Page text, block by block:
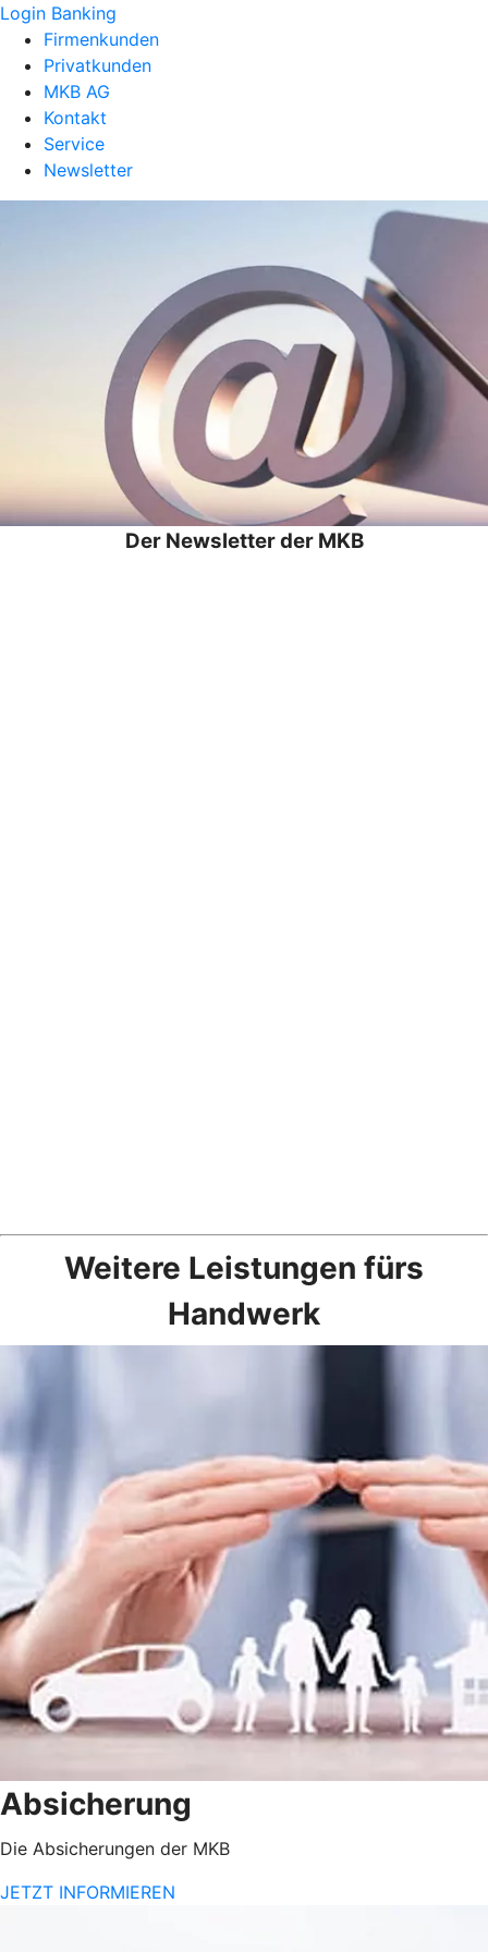
Login Banking
Firmenkunden
Privatkunden
MKB AG
Kontakt
Service
Newsletter
Der Newsletter der MKB
Weitere Leistungen fürs
Handwerk
Absicherung
Die Absicherungen der MKB
JETZT INFORMIEREN